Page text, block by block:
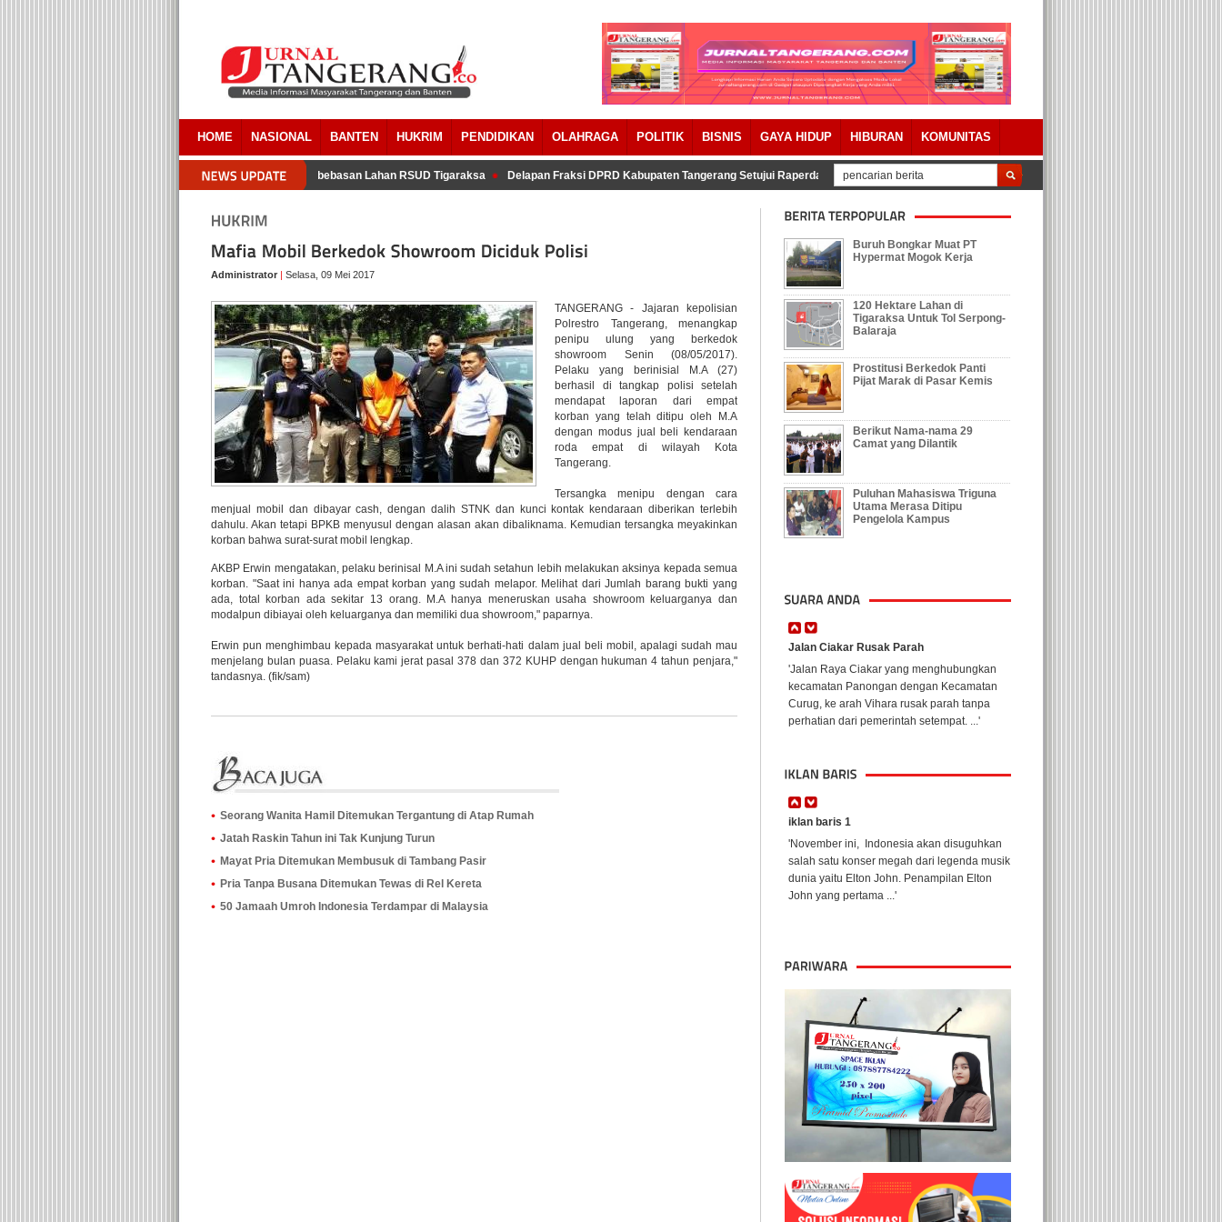
HOME NASIONAL BANTEN HUKRIM PENDIDIKAN OLAHRAGA POLITIK BISNIS GAYA HIDUP HIBURAN KOMUNITAS
Pemkab Tangerang Akui Ada Overlapping Pada Pembebasan Lahan RSUD Tigaraksa Delapan Fraksi DPRD Kabupaten Tangerang Setujui Raperda Pertanggungjawaban APBD 2023 Dengan Catatan
Administrator | Selasa, 09 Mei 2017
TANGERANG - Jajaran kepolisian
Polrestro Tangerang, menangkap
penipu ulung yang berkedok
showroom Senin (08/05/2017).
Pelaku yang berinisial M.A (27)
berhasil di tangkap polisi setelah
mendapat laporan dari empat
korban yang telah ditipu oleh M.A
dengan modus jual beli kendaraan
roda empat di wilayah Kota
Tangerang.
Tersangka menipu dengan cara
menjual mobil dan dibayar cash, dengan dalih STNK dan kunci kontak kendaraan diberikan terlebih
dahulu. Akan tetapi BPKB menyusul dengan alasan akan dibaliknama. Kemudian tersangka meyakinkan
korban bahwa surat-surat mobil lengkap.
AKBP Erwin mengatakan, pelaku berinisal M.A ini sudah setahun lebih melakukan aksinya kepada semua
korban. "Saat ini hanya ada empat korban yang sudah melapor. Melihat dari Jumlah barang bukti yang
ada, total korban ada sekitar 13 orang. M.A hanya meneruskan usaha showroom keluarganya dan
modalpun dibiayai oleh keluarganya dan memiliki dua showroom," paparnya.
Erwin pun menghimbau kepada masyarakat untuk berhati-hati dalam jual beli mobil, apalagi sudah mau
menjelang bulan puasa. Pelaku kami jerat pasal 378 dan 372 KUHP dengan hukuman 4 tahun penjara,"
tandasnya. (fik/sam)
Seorang Wanita Hamil Ditemukan Tergantung di Atap Rumah
Jatah Raskin Tahun ini Tak Kunjung Turun
Mayat Pria Ditemukan Membusuk di Tambang Pasir
Pria Tanpa Busana Ditemukan Tewas di Rel Kereta
50 Jamaah Umroh Indonesia Terdampar di Malaysia
Buruh Bongkar Muat PT
Hypermat Mogok Kerja
120 Hektare Lahan di
Tigaraksa Untuk Tol Serpong-
Balaraja
Prostitusi Berkedok Panti
Pijat Marak di Pasar Kemis
Berikut Nama-nama 29
Camat yang Dilantik
Puluhan Mahasiswa Triguna
Utama Merasa Ditipu
Pengelola Kampus
Jalan Ciakar Rusak Parah
'Jalan Raya Ciakar yang menghubungkan
kecamatan Panongan dengan Kecamatan
Curug, ke arah Vihara rusak parah tanpa
perhatian dari pemerintah setempat. ...'
iklan baris 1
'November ini, Indonesia akan disuguhkan
salah satu konser megah dari legenda musik
dunia yaitu Elton John. Penampilan Elton
John yang pertama ...'